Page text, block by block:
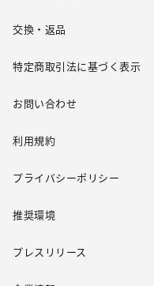
交換・返品
特定商取引法に基づく表示
お問い合わせ
利用規約
プライバシーポリシー
推奨環境
プレスリリース